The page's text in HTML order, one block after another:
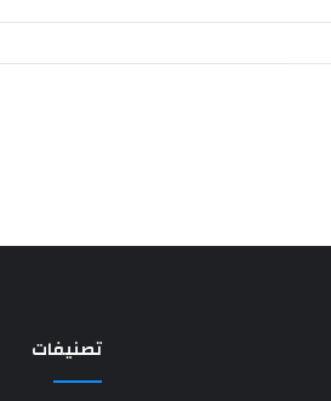
تصنيفات